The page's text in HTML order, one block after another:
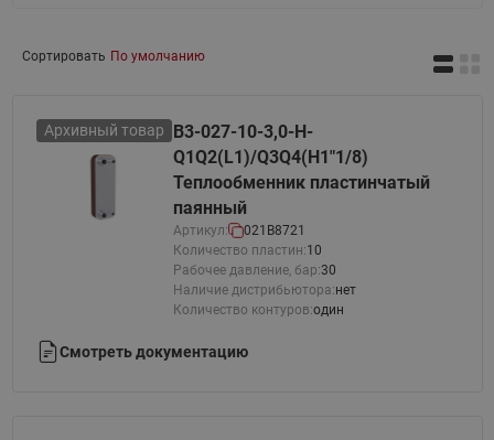
растворы
Сортировать По умолчанию
Архивный товар
B3-027-10-3,0-H-
Q1Q2(L1)/Q3Q4(H1"1/8)
Теплообменник пластинчатый
паянный
Артикул:
021B8721
Количество пластин:10
Рабочее давление, бар:30
Наличие дистрибьютора:нет
Количество контуров:один
Смотреть документацию